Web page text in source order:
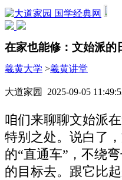
国学经典网
在家也能修：文始派的
羲黄大学 >羲黄讲堂
大道家园 2025-09-05
咱们来聊聊文始派
特别之处。说白了
的“直通车”，不绕
的目标去。跟它比